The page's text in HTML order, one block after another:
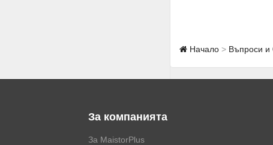
Начало Въпроси и
За компанията
За MaistorPlus